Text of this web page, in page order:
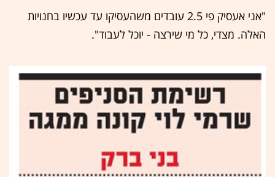
"אני אעסיק פי 2.5 עובדים משהעסיקו עד עכשיו בחנויות
האלה. מצדי, כל מי שירצה - יוכל לעבוד".